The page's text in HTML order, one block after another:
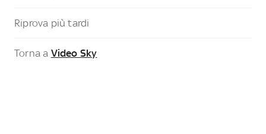
Riprova più tardi
Torna a Video Sky